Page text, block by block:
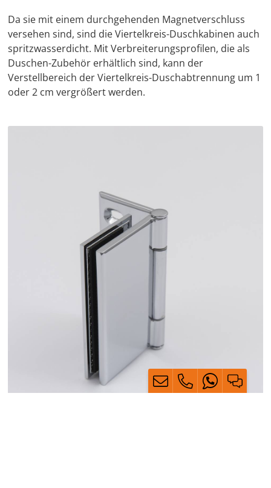
Da sie mit einem durchgehenden Magnetverschluss
versehen sind, sind die Viertelkreis-Duschkabinen auch
spritzwasserdicht. Mit Verbreiterungsprofilen, die als
Duschen-Zubehör erhältlich sind, kann der
Verstellbereich der Viertelkreis-Duschabtrennung um 1
oder 2 cm vergrößert werden.